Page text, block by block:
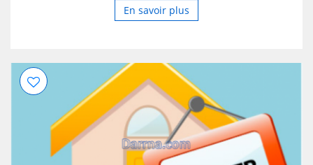
En savoir plus